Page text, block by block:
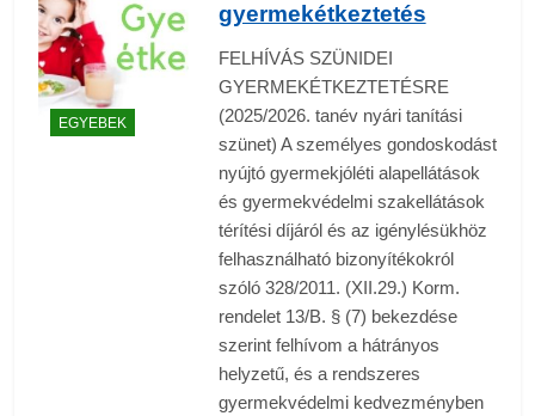
EGYEBEK
gyermekétkeztetés
FELHÍVÁS SZÜNIDEI
GYERMEKÉTKEZTETÉSRE
(2025/2026. tanév nyári tanítási
szünet) A személyes gondoskodást
nyújtó gyermekjóléti alapellátások
és gyermekvédelmi szakellátások
térítési díjáról és az igénylésükhöz
felhasználható bizonyítékokról
szóló 328/2011. (XII.29.) Korm.
rendelet 13/B. § (7) bekezdése
szerint felhívom a hátrányos
helyzetű, és a rendszeres
gyermekvédelmi kedvezményben